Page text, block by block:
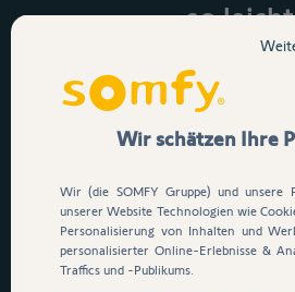
so
Jetzt 15 %
Dein Garagentor
Knopfdruck,
Sprachsteuerung
Wir schätzen Ihre
Wir (die SOMFY Gruppe) und unsere
unserer Website Technologien wie
Personalisierung von Inhalten und
personalisierter Online-Erlebnisse &
Traffics und -Publikums.